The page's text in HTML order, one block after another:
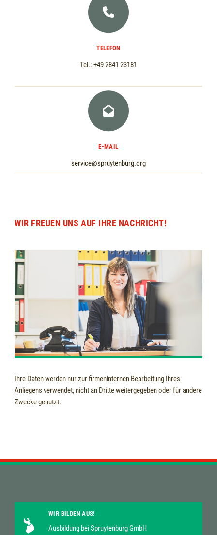
TELEFON
Tel.: +49 2841 23181
E-MAIL
service@spruytenburg.org
WIR FREUEN UNS AUF IHRE NACHRICHT!
Ihre Daten werden nur zur firmeninternen Bearbeitung Ihres
Anliegens verwendet, nicht an Dritte weitergegeben oder für andere
Zwecke genutzt.
WIR BILDEN AUS!
Ausbildung bei Spruytenburg GmbH